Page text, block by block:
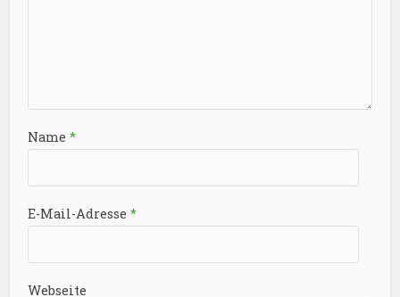
Name*
E-Mail-Adresse*
Webseite